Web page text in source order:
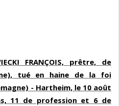
FRANÇOIS, prêtre, de
tué en haine de la foi
- Hartheim, le 10 août
11 de profession et 6 de